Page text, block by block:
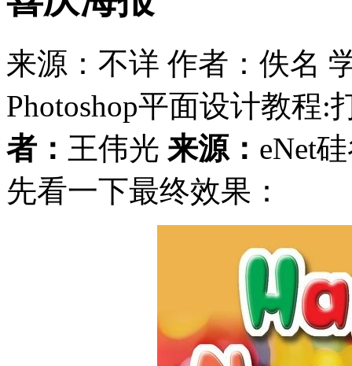
来源：不详 作者：佚名
Photoshop平面设计教程:
者： 王伟光 来源： eNet
先看一下最终效果：